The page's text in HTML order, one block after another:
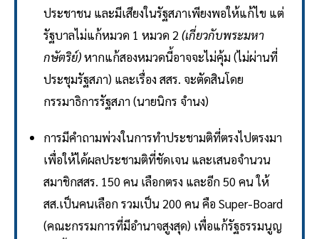
ประชาชน และมีเสียงในรัฐสภาเพียงพอให้แก้ไข แต่
รัฐบาลไม่แก้หมวด 1 หมวด 2 (เกี่ยวกับพระมหา
กษัตริย์)หากแก้สองหมวดนี้อาจจะไม่คุ้ม (ไม่ผ่านที่
ประชุมรัฐสภา) และเรื่อง สสร. จะตัดสินโดย
กรรมาธิการรัฐสภา (นายนิกร จำนง)
การมีคำถามพ่วงในการทำประชามติที่ตรงไปตรงมา
เพื่อให้ได้ผลประชามติที่ชัดเจน และเสนอจำนวน
สมาชิกสสร. 150 คน เลือกตรง และอีก 50 คน ให้
สส.เป็นคนเลือก รวมเป็น 200 คน คือ Super-Board
(คณะกรรมการที่มีอำนาจสูงสุด) เพื่อแก้รัฐธรรมนูญ